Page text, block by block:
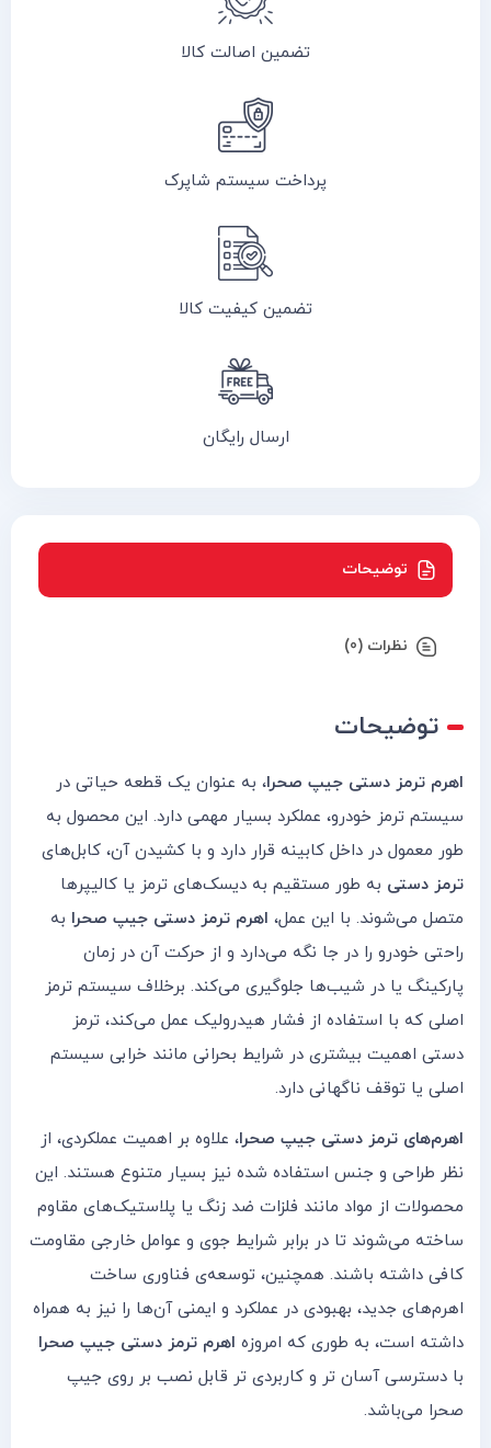
تضمین اصالت کالا
پرداخت سیستم شاپرک
تضمین کیفیت کالا
ارسال رایگان
توضیحات
نظرات (0)
توضیحات
اهرم ترمز دستی جیپ صحرا، به عنوان یک قطعه حیاتی در
سیستم ترمز خودرو، عملکرد بسیار مهمی دارد. این محصول به
طور معمول در داخل کابینه قرار دارد و با کشیدن آن، کابل‌های
ترمز دستی به طور مستقیم به دیسک‌های ترمز یا کالیپرها
متصل می‌شوند. با این عمل، اهرم ترمز دستی جیپ صحرا به
راحتی خودرو را در جا نگه می‌دارد و از حرکت آن در زمان
پارکینگ یا در شیب‌ها جلوگیری می‌کند. برخلاف سیستم ترمز
اصلی که با استفاده از فشار هیدرولیک عمل می‌کند، ترمز
دستی اهمیت بیشتری در شرایط بحرانی مانند خرابی سیستم
اصلی یا توقف ناگهانی دارد.
اهرم‌های ترمز دستی جیپ صحرا، علاوه بر اهمیت عملکردی، از
نظر طراحی و جنس استفاده شده نیز بسیار متنوع هستند. این
محصولات از مواد مانند فلزات ضد زنگ یا پلاستیک‌های مقاوم
ساخته می‌شوند تا در برابر شرایط جوی و عوامل خارجی مقاومت
کافی داشته باشند. همچنین، توسعه‌ی فناوری ساخت
اهرم‌های جدید، بهبودی در عملکرد و ایمنی آن‌ها را نیز به همراه
داشته است، به طوری که امروزه اهرم ترمز دستی جیپ صحرا
با دسترسی آسان تر و کاربردی تر قابل نصب بر روی جیپ
صحرا می‌باشد.